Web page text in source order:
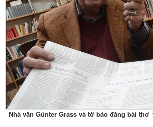
Nhà văn Günter Grass và tờ báo đăng bài thơ